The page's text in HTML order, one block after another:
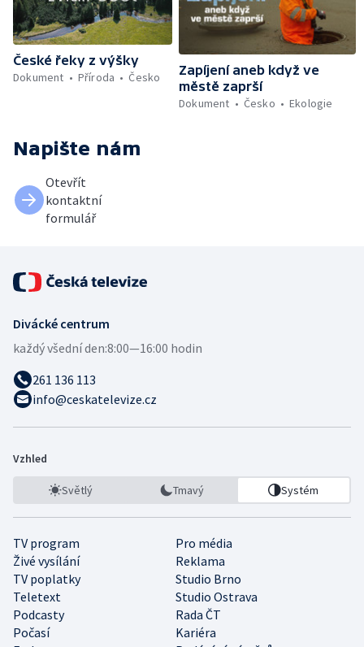
České řeky z výšky
Dokument
Příroda Česko
Zapíjení aneb když ve
městě zaprší
Dokument
Česko Ekologie
Napište nám
Otevřít
kontaktní
formulář
Divácké centrum
každý všední den:8:00—16:00 hodin
261 136 113
info@ceskatelevize.cz
Vzhled
Světlý Tmavý Systém
TV program
Pro média
Živé vysílání
Reklama
TV poplatky
Studio Brno
Teletext
Studio Ostrava
Podcasty
Rada ČT
Počasí
Kariéra